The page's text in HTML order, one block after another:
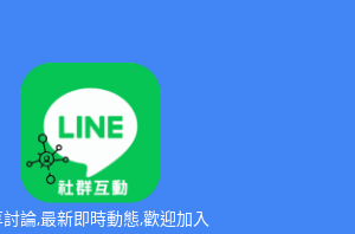
論,最新即時動態,歡迎加入